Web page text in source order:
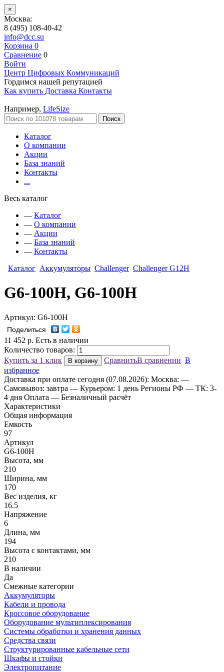
×
Москва:
8 (495) 108-40-42
info@dcc.su
Корзина 0
Сравнение 0
Войти
Центр Цифровых Коммуникаций
Гордимся нашей репутацией
Как купить Доставка Контакты
Например, LifeSize
Поиск
Каталог
О компании
Акции
База знаний
Контакты
...
Весь каталог
— Каталог
— О компании
— Акции
— База знаний
— Контакты
Каталог Аккумуляторы Challenger Challenger G12H
G6-100H, G6-100H
Артикул: G6-100H
Поделиться
11 452 р. Есть в наличии
Количество товаров:
Купить за 1 клик
В корзину СравнитьВ сравнении В
избранное
Доставка при оплате сегодня (07.08.2026): Москва: —
Самовывоз: завтра — Курьером: 1 день Регионы РФ — ТК: 3-
4 дня Оплата — Безналичный расчёт
Характеристики
Общая информация
Емкость
97
Артикул
G6-100H
Высота, мм
210
Ширина, мм
170
Вес изделия, кг
16.5
Напряжение
6
Длина, мм
194
Высота с контактами, мм
210
В наличии
Да
Смежные категории
Аккумуляторы
Кабели и провода
Кроссовое оборудование
Оборудование мультиплексирования
Системы обработки и хранения данных
Средства связи
Структурированные кабельные сети
Шкафы и стойки
Электропитание